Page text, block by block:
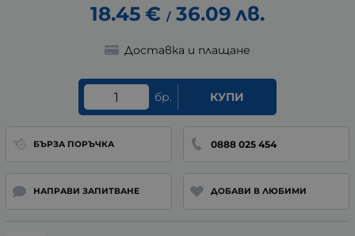
18.45 € / 36.09 лв.
Доставка и плащане
бр. КУПИ
БЪРЗА ПОРЪЧКА 0888 025 454
НАПРАВИ ЗАПИТВАНЕ ДОБАВИ В ЛЮБИМИ